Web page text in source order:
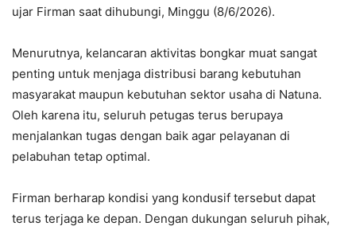
ujar Firman saat dihubungi, Minggu (8/6/2026).
Menurutnya, kelancaran aktivitas bongkar muat sangat
penting untuk menjaga distribusi barang kebutuhan
masyarakat maupun kebutuhan sektor usaha di Natuna.
Oleh karena itu, seluruh petugas terus berupaya
menjalankan tugas dengan baik agar pelayanan di
pelabuhan tetap optimal.
Firman berharap kondisi yang kondusif tersebut dapat
terus terjaga ke depan. Dengan dukungan seluruh pihak,